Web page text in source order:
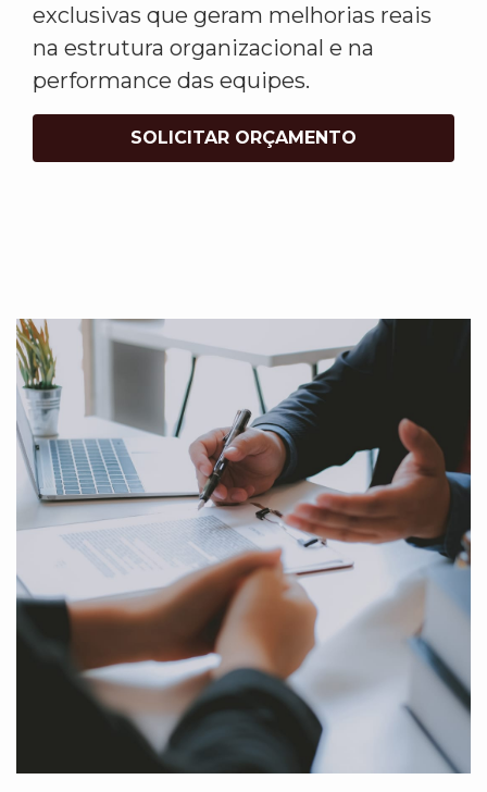
exclusivas que geram melhorias reais
na estrutura organizacional e na
performance das equipes.
SOLICITAR ORÇAMENTO